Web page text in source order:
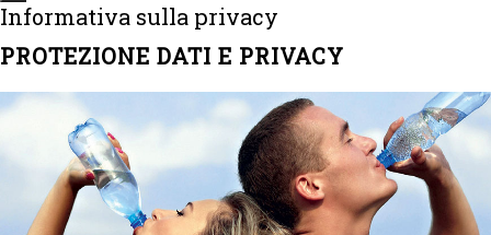
Informativa sulla privacy
PROTEZIONE DATI E PRIVACY